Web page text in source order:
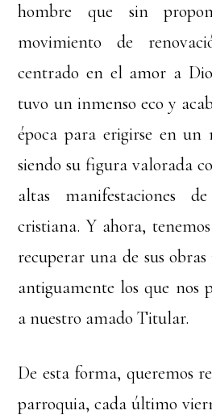
hombre que sin
movimiento de
centrado en el amor a
tuvo un inmenso eco y
época para erigirse en un
siendo su figura valorada
altas manifestaciones
cristiana. Y ahora,
recuperar una de sus
antiguamente los que nos
a nuestro amado Titular.
De esta forma, queremos
parroquia, cada último